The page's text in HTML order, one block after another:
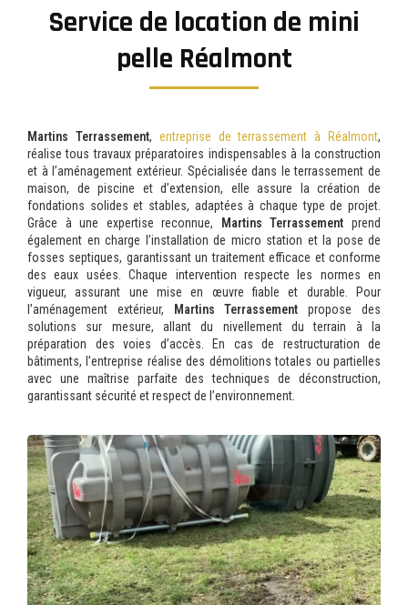
Service de location de mini
pelle Réalmont
Martins Terrassement, entreprise de terrassement à Réalmont,
réalise tous travaux préparatoires indispensables à la construction
et à l’aménagement extérieur. Spécialisée dans le terrassement de
maison, de piscine et d’extension, elle assure la création de
fondations solides et stables, adaptées à chaque type de projet.
Grâce à une expertise reconnue, Martins Terrassement prend
également en charge l’installation de micro station et la pose de
fosses septiques, garantissant un traitement efficace et conforme
des eaux usées. Chaque intervention respecte les normes en
vigueur, assurant une mise en œuvre fiable et durable. Pour
l’aménagement extérieur, Martins Terrassement propose des
solutions sur mesure, allant du nivellement du terrain à la
préparation des voies d’accès. En cas de restructuration de
bâtiments, l’entreprise réalise des démolitions totales ou partielles
avec une maîtrise parfaite des techniques de déconstruction,
garantissant sécurité et respect de l’environnement.